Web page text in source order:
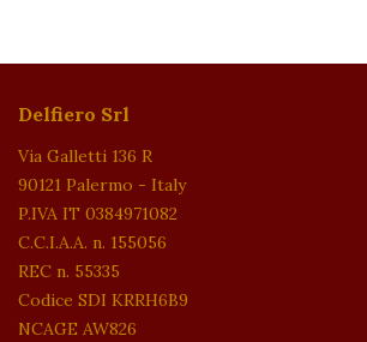
Delfiero Srl
Via Galletti 136 R
90121 Palermo - Italy
P.IVA IT 0384971082
C.C.I.A.A. n. 155056
REC n. 55335
Codice SDI KRRH6B9
NCAGE AW826